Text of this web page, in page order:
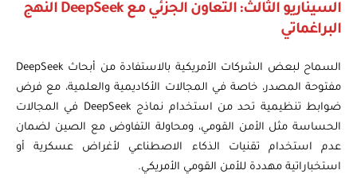
السيناريو الثالث: التعاون الجزئي مع DeepSeek النهج
البراغماتي
السماح لبعض الشركات الأمريكية بالاستفادة من أبحاث DeepSeek
مفتوحة المصدر، خاصة في المجالات الأكاديمية والعلمية، مع فرض
ضوابط تنظيمية تحد من استخدام نماذج DeepSeek في المجالات
الحساسة مثل الأمن القومي، ومحاولة التفاوض مع الصين لضمان
عدم استخدام تقنيات الذكاء الاصطناعي لأغراض عسكرية أو
استخباراتية مهددة للأمن القومي الأمريكي.